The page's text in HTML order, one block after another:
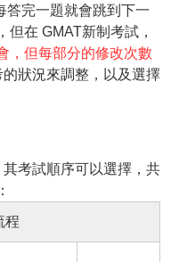
答完一題就會跳到下一
在 GMAT新制考試，
，但每部分的修改次數
狀況來調整，以及選擇
考試順序可以選擇，共
程